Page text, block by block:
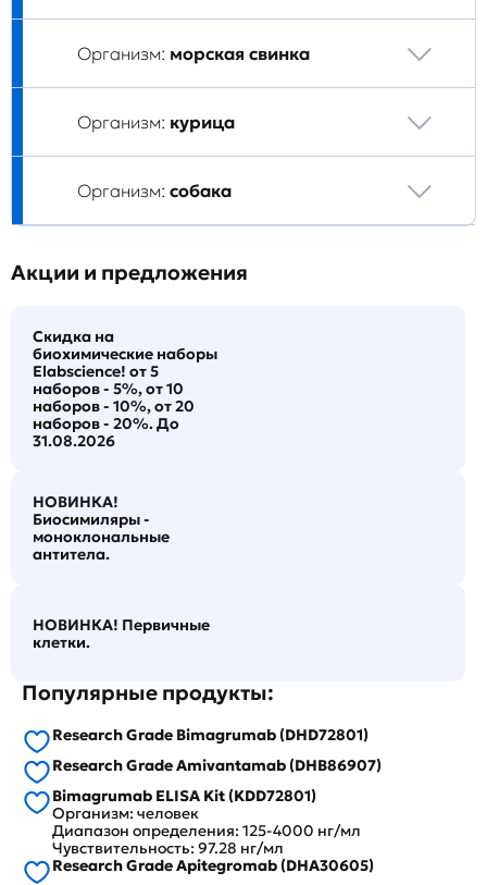
Организм: морская свинка
Организм: курица
Организм: собака
Акции и предложения
Скидка на
биохимические наборы
Elabscience! от 5
наборов - 5%, от 10
наборов - 10%, от 20
наборов - 20%. До
31.08.2026
НОВИНКА!
Биосимиляры -
моноклональные
антитела.
НОВИНКА! Первичные
клетки.
Популярные продукты:
Research Grade Bimagrumab (DHD72801)
Research Grade Amivantamab (DHB86907)
Bimagrumab ELISA Kit (KDD72801)
Организм: человек
Диапазон определения: 125-4000 нг/мл
Чувствительность: 97.28 нг/мл
Research Grade Apitegromab (DHA30605)